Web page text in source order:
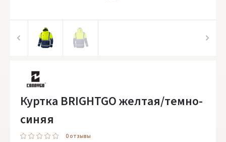
Куртка BRIGHTGO жeлтая/темно-
синяя
0 oтзывы